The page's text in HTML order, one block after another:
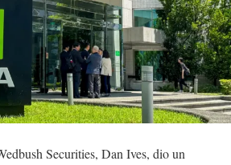
Securities, Dan Ives, dio un